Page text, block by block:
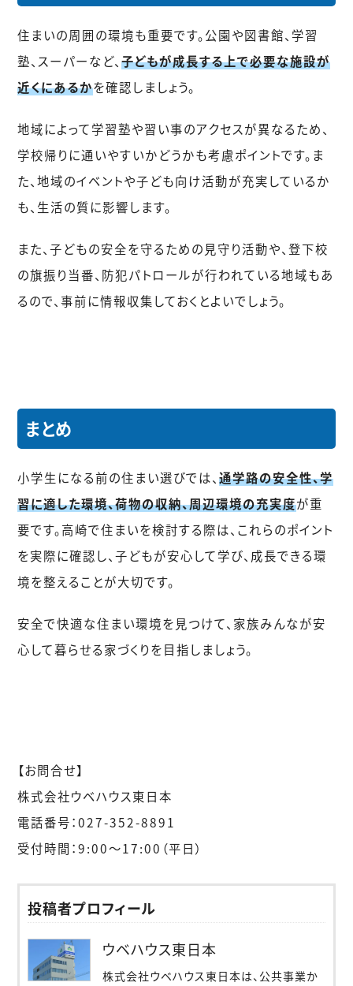
住まいの周囲の環境も重要です。公園や図書館、学習
塾、スーパーなど、子どもが成長する上で必要な施設が
近くにあるかを確認しましょう。
地域によって学習塾や習い事のアクセスが異なるため、
学校帰りに通いやすいかどうかも考慮ポイントです。ま
た、地域のイベントや子ども向け活動が充実しているか
も、生活の質に影響します。
また、子どもの安全を守るための見守り活動や、登下校
の旗振り当番、防犯パトロールが行われている地域もあ
るので、事前に情報収集しておくとよいでしょう。
まとめ
小学生になる前の住まい選びでは、通学路の安全性、学
習に適した環境、荷物の収納、周辺環境の充実度が重
要です。高崎で住まいを検討する際は、これらのポイント
を実際に確認し、子どもが安心して学び、成長できる環
境を整えることが大切です。
安全で快適な住まい環境を見つけて、家族みんなが安
心して暮らせる家づくりを目指しましょう。
【お問合せ】
株式会社ウベハウス東日本
電話番号：027-352-8891
受付時間：9:00〜17:00（平日）
投稿者プロフィール
ウベハウス東日本
株式会社ウベハウス東日本は、公共事業か